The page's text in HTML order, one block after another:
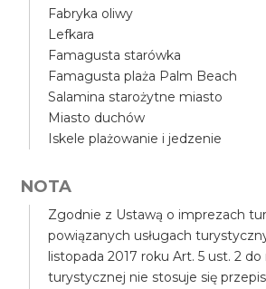
Fabryka oliwy
Lefkara
Famagusta starówka
Famagusta plaża Palm Beach
Salamina starożytne miasto
Miasto duchów
Iskele plażowanie i jedzenie
NOTA
Zgodnie z Ustawą o imprezach
powiązanych usługach
listopada 2017 roku Art. 5 ust. 2 do
turystycznej nie stosuje się